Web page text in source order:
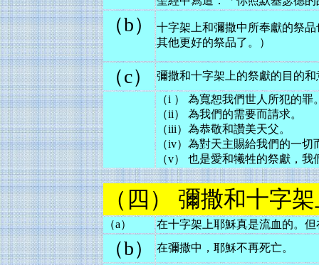
（b）
十字架上和彌撒中所奉獻的祭
其他更好的祭品了。）
（c）
彌撒和十字架上的祭獻的目的
（i ） 為寬恕我們世人所犯的罪
（ii） 為我們的需要而請求。
（iii）為恭敬和讚美天父。
（iv）為對天主賜給我們的一切
（v） 也是愛和犧牲的祭獻，
（四） 彌撒和十字
（a） 在十字架上耶穌真是流血的。
（b） 在彌撒中，耶穌不再死亡。